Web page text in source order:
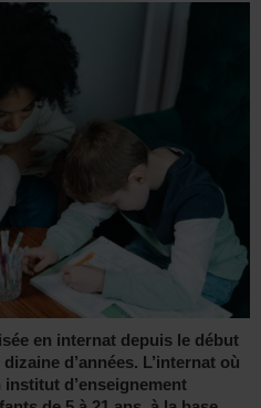
en internat depuis le début
d’années. L’internat où
d’enseignement